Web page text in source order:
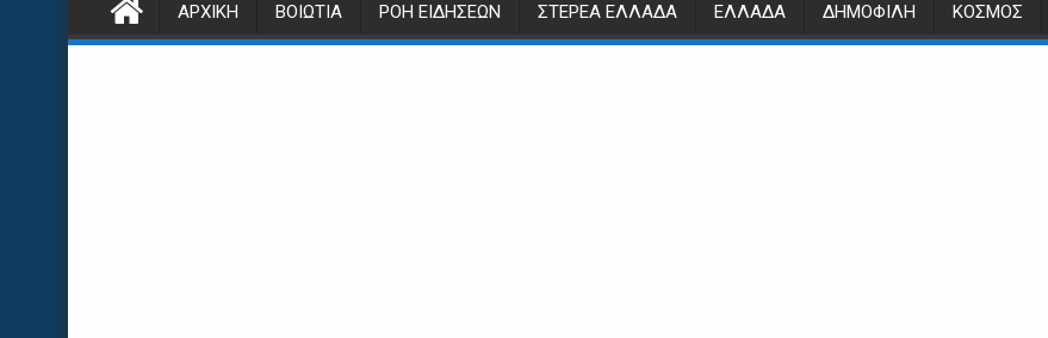
ΑΡΧΙΚΉ ΒΟΙΩΤΊΑ ΡΟΉ ΕΙΔΉΣΕΩΝ ΣΤΕΡΕΆ ΕΛΛΆΔΑ ΕΛΛΆΔΑ ΔΗΜΟΦΙΛΉ ΚΌΣΜΟΣ